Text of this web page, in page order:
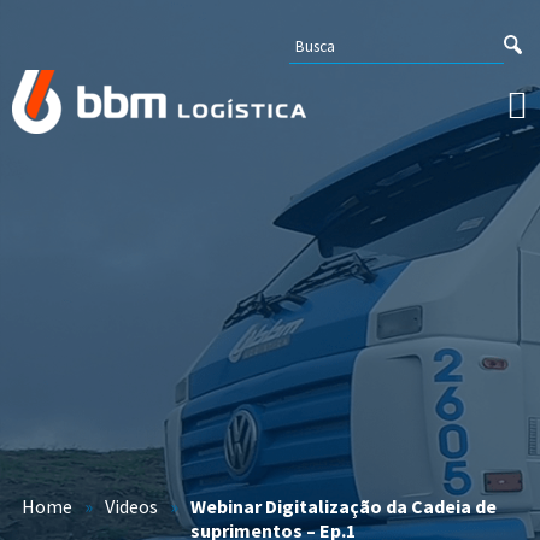
Home » Videos » Webinar Digitalização da Cadeia de
suprimentos – Ep.1